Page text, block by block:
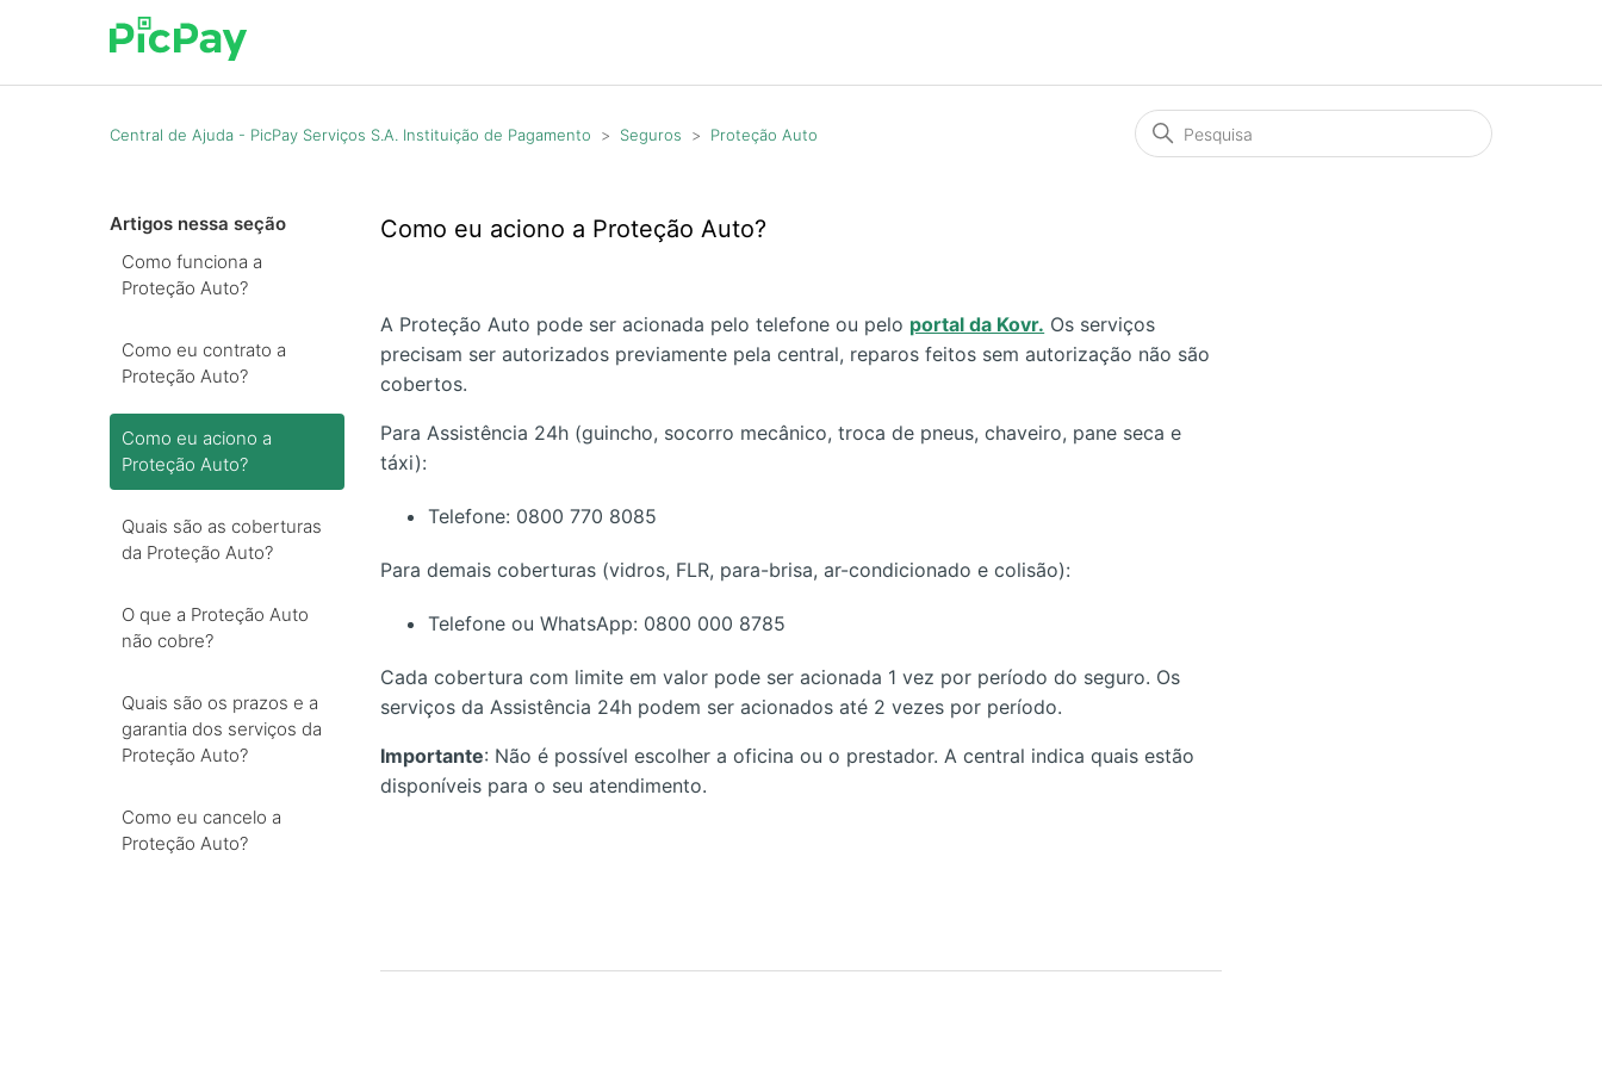
Central de Ajuda - PicPay Serviços S.A. Instituição de Pagamento Seguros Proteção Auto
Artigos nessa seção
Como funciona a
Proteção Auto?
Como eu contrato a
Proteção Auto?
Como eu aciono a
Proteção Auto?
Quais são as coberturas
da Proteção Auto?
O que a Proteção Auto
não cobre?
Quais são os prazos e a
garantia dos serviços da
Proteção Auto?
Como eu cancelo a
Proteção Auto?
Como eu aciono a Proteção Auto?
A Proteção Auto pode ser acionada pelo telefone ou pelo portal da Kovr. Os serviços
precisam ser autorizados previamente pela central, reparos feitos sem autorização não são
cobertos.
Para Assistência 24h (guincho, socorro mecânico, troca de pneus, chaveiro, pane seca e
táxi):
Telefone: 0800 770 8085
Para demais coberturas (vidros, FLR, para-brisa, ar-condicionado e colisão):
Telefone ou WhatsApp: 0800 000 8785
Cada cobertura com limite em valor pode ser acionada 1 vez por período do seguro. Os
serviços da Assistência 24h podem ser acionados até 2 vezes por período.
Importante: Não é possível escolher a oficina ou o prestador. A central indica quais estão
disponíveis para o seu atendimento.